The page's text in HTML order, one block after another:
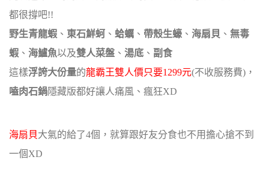
都很撐吧!!
野生青龍蝦 、 東石鮮蚵 、 蛤蠣 、 帶殼生蠔 、 海扇貝 、 無毒
蝦 、 海鱸魚以及雙人菜盤 、 湯底 、 副食
這樣浮誇大份量的龍霸王雙人價只要1299元(不收服務費)，
嗑肉石鍋隱藏版都好讓人痛風、瘋狂XD
海扇貝大氣的給了4個，就算跟好友分食也不用擔心搶不到
一個XD